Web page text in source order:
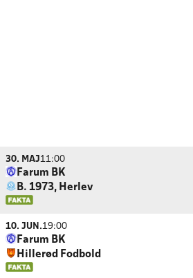
30. MAJ11:00
Farum BK
B. 1973, Herlev
10. JUN.19:00
Farum BK
Hillerød Fodbold